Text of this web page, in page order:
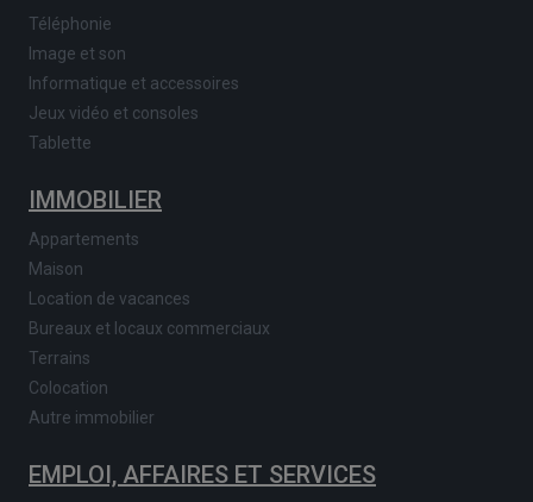
Téléphonie
Image et son
Informatique et accessoires
Jeux vidéo et consoles
Tablette
IMMOBILIER
Appartements
Maison
Location de vacances
Bureaux et locaux commerciaux
Terrains
Colocation
Autre immobilier
EMPLOI, AFFAIRES ET SERVICES